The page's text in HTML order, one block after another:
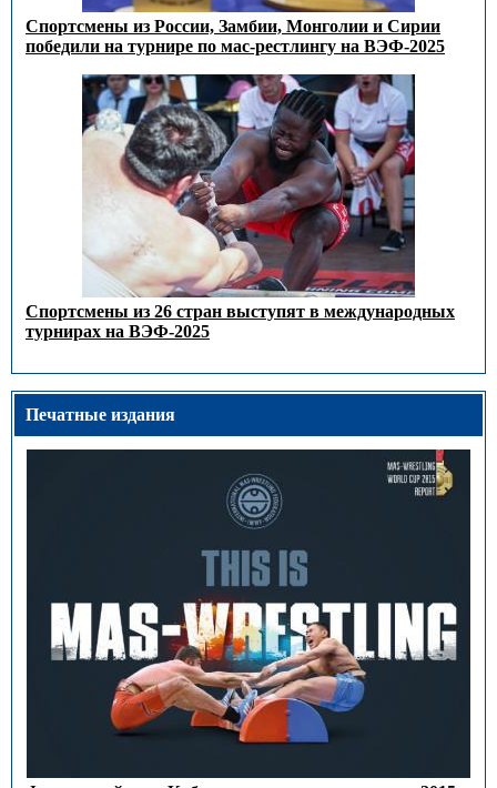
Спортсмены из России, Замбии, Монголии и Сирии
победили на турнире по мас-рестлингу на ВЭФ-2025
Спортсмены из 26 стран выступят в международных
турнирах на ВЭФ-2025
Печатные издания